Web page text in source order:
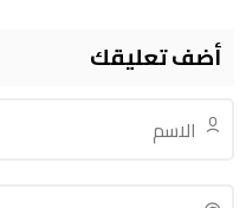
أضف تعليقك